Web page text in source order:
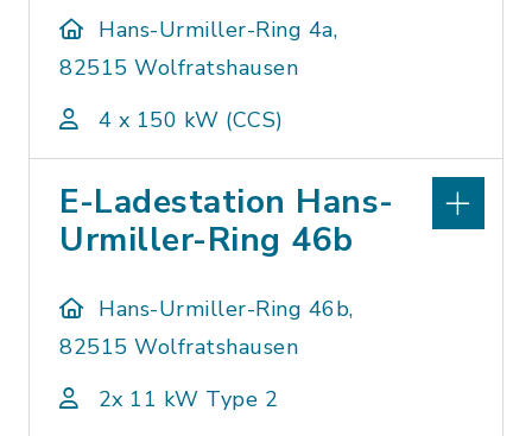
Hans-Urmiller-Ring 4a,
82515 Wolfratshausen
4 x 150 kW (CCS)
E-Ladestation Hans-
Urmiller-Ring 46b
Hans-Urmiller-Ring 46b,
82515 Wolfratshausen
2x 11 kW Type 2